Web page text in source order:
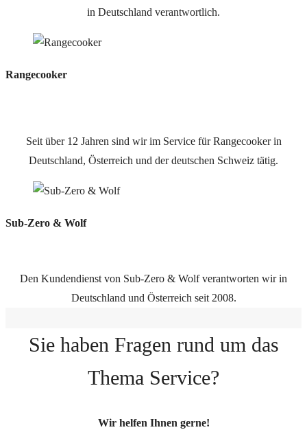
in Deutschland verantwortlich.
Rangecooker
Seit über 12 Jahren sind wir im Service für Rangecooker in
Deutschland, Österreich und der deutschen Schweiz tätig.
Sub-Zero & Wolf
Den Kundendienst von Sub-Zero & Wolf verantworten wir in
Deutschland und Österreich seit 2008.
Sie haben Fragen rund um das
Thema Service?
Wir helfen Ihnen gerne!